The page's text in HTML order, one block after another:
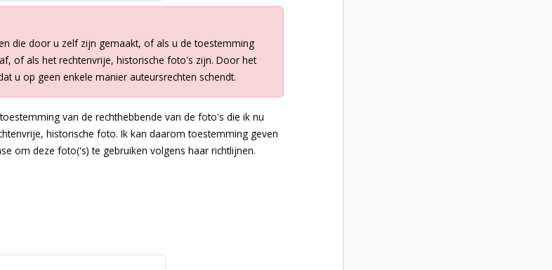
die door u zelf zijn gemaakt, of als u de toestemming
of als het rechtenvrije, historische foto's zijn. Door het
u op geen enkele manier auteursrechten schendt.
van de rechthebbende van de foto's die ik nu
historische foto. Ik kan daarom toestemming geven
om deze foto('s) te gebruiken volgens haar richtlijnen.